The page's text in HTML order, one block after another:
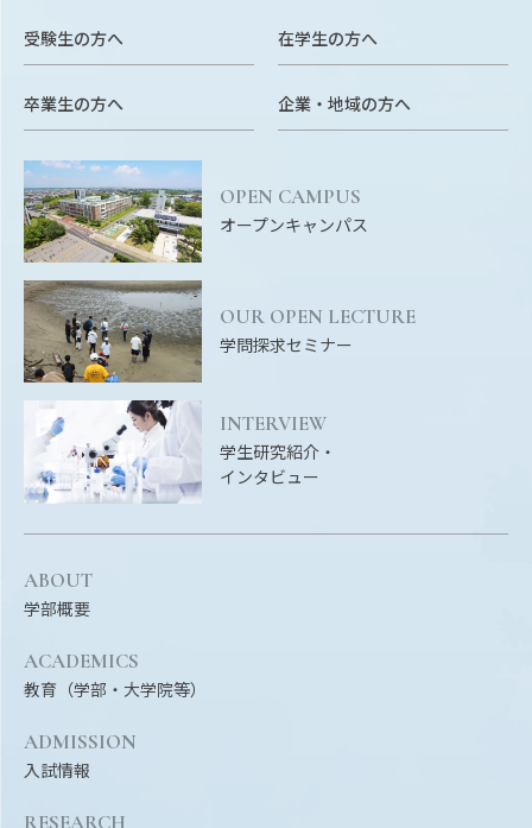
受験生の方へ 在学生の方へ
卒業生の方へ 企業・地域の方へ
OPEN CAMPUS
オープンキャンパス
OUR OPEN LECTURE
学問探求セミナー
INTERVIEW
学生研究紹介・
インタビュー
ABOUT
学部概要
ACADEMICS
教育（学部・大学院等）
ADMISSION
入試情報
RESEARCH